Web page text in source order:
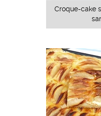
Croque-cake